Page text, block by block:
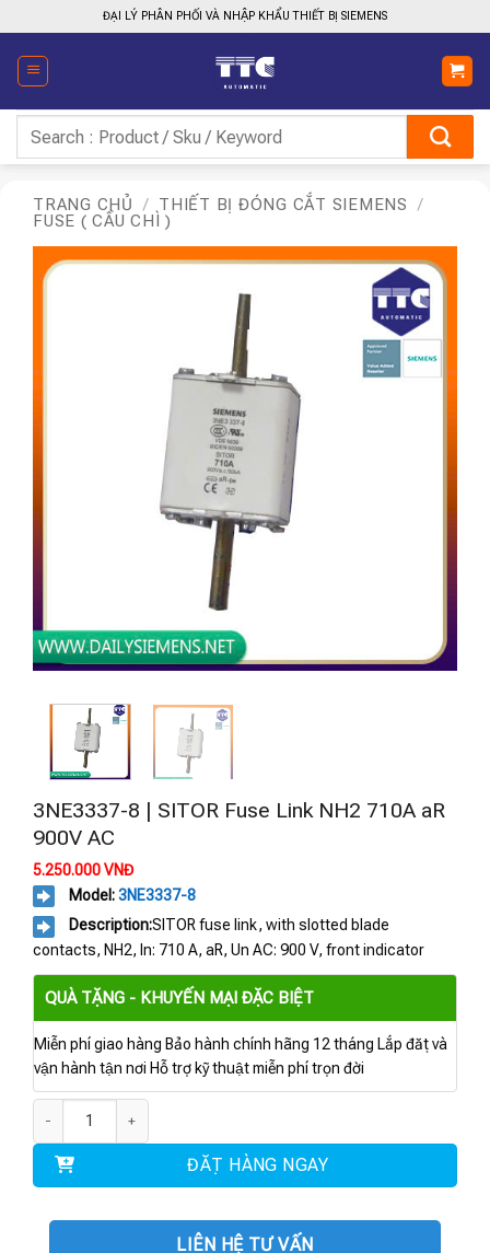
qua
nội
dung
ĐẠI LÝ PHÂN PHỐI VÀ NHẬP KHẨU THIẾT BỊ SIEMENS
kiếm:
TRANG CHỦ / THIẾT BỊ ĐÓNG CẮT SIEMENS
/
FUSE ( CẦU CHÌ )
3NE3337-8 | SITOR Fuse Link NH2 710A aR
900V AC
5.250.000VNĐ
Model:3NE3337-8
Description:SITOR fuse link, with slotted blade
contacts, NH2, In: 710 A, aR, Un AC: 900 V, front indicator
QUÀ TẶNG - KHUYẾN MẠI ĐẶC BIỆT
Miễn phí giao hàng Bảo hành chính hãng 12 tháng Lắp đặt và
vận hành tận nơi Hỗ trợ kỹ thuật miễn phí trọn đời
ĐẶT HÀNG NGAY
LIÊN HỆ TƯ VẤN